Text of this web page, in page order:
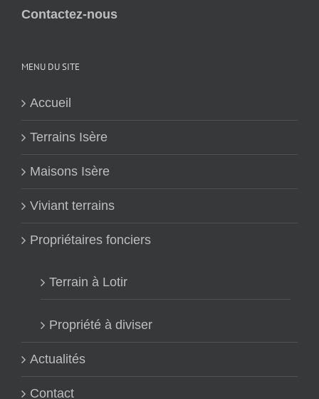
Contactez-nous
MENU DU SITE
Accueil
Terrains Isère
Maisons Isère
Viviant terrains
Propriétaires fonciers
Terrain à Lotir
Propriété à diviser
Actualités
Contact